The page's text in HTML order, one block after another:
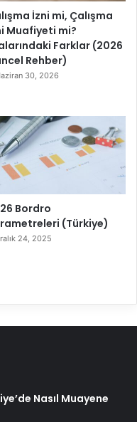
İzni mi, Çalışma
Muafiyeti mi?
Farklar (2026
Rehber)
30, 2026
Bordro
(Türkiye)
24, 2025
Nasıl Muayene